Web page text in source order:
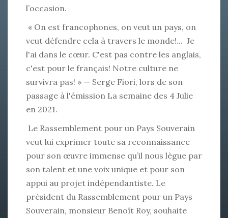
l’occasion.
« On est francophones, on veut un pays, on
veut défendre cela à travers le monde!... Je
l'ai dans le cœur. C'est pas contre les anglais,
c'est pour le français! Notre culture ne
survivra pas! » — Serge Fiori, lors de son
passage à l'émission La semaine des 4 Julie
en 2021.
Le Rassemblement pour un Pays Souverain
veut lui exprimer toute sa reconnaissance
pour son œuvre immense qu’il nous lègue par
son talent et une voix unique et pour son
appui au projet indépendantiste. Le
président du Rassemblement pour un Pays
Souverain, monsieur Benoît Roy, souhaite